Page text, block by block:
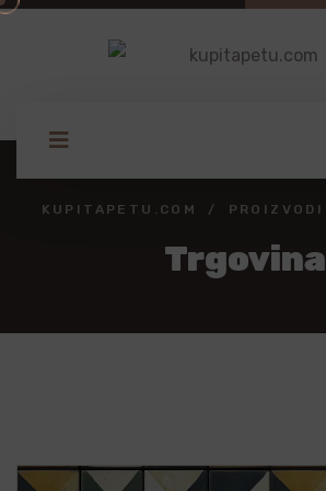
KUPITAPETU.COM PROIZVODI
Trgovina